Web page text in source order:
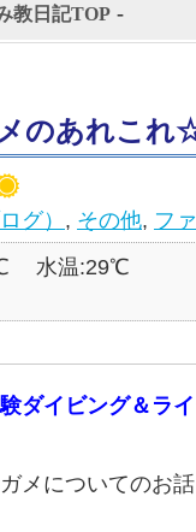
教日記TOP -
のあれこれ
グ） , その他, フ
水温:29℃
ダイビング＆ラ
メについてのお